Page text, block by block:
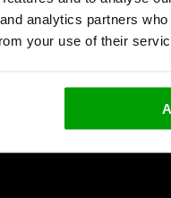
analytics partners
your use of their